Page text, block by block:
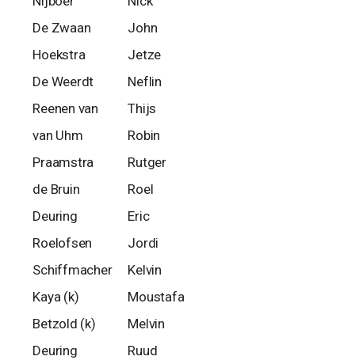
De Zwaan
John
Hoekstra
Jetze
De Weerdt
Neflin
Reenen van
Thijs
van Uhm
Robin
Praamstra
Rutger
de Bruin
Roel
Deuring
Eric
Roelofsen
Jordi
Schiffmacher
Kelvin
Kaya (k)
Moustafa
Betzold (k)
Melvin
Deuring
Ruud